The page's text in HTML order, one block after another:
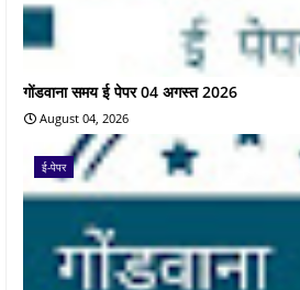
गोंडवाना समय ई पेपर 04 अगस्त 2026
August 04, 2026
ई-पेपर